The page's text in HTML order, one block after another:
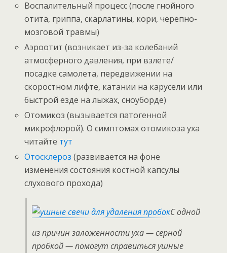
Воспалительный процесс (после гнойного
отита, гриппа, скарлатины, кори, черепно-
мозговой травмы)
Аэроотит (возникает из-за колебаний
атмосферного давления, при взлете/
посадке самолета, передвижении на
скоростном лифте, катании на карусели или
быстрой езде на лыжах, сноуборде)
Отомикоз (вызывается патогенной
микрофлорой). О симптомах отомикоза уха
читайте тут
Отосклероз (развивается на фоне
изменения состояния костной капсулы
слухового прохода)
С одной
из причин заложенности уха — серной
пробкой — помогут справиться ушные